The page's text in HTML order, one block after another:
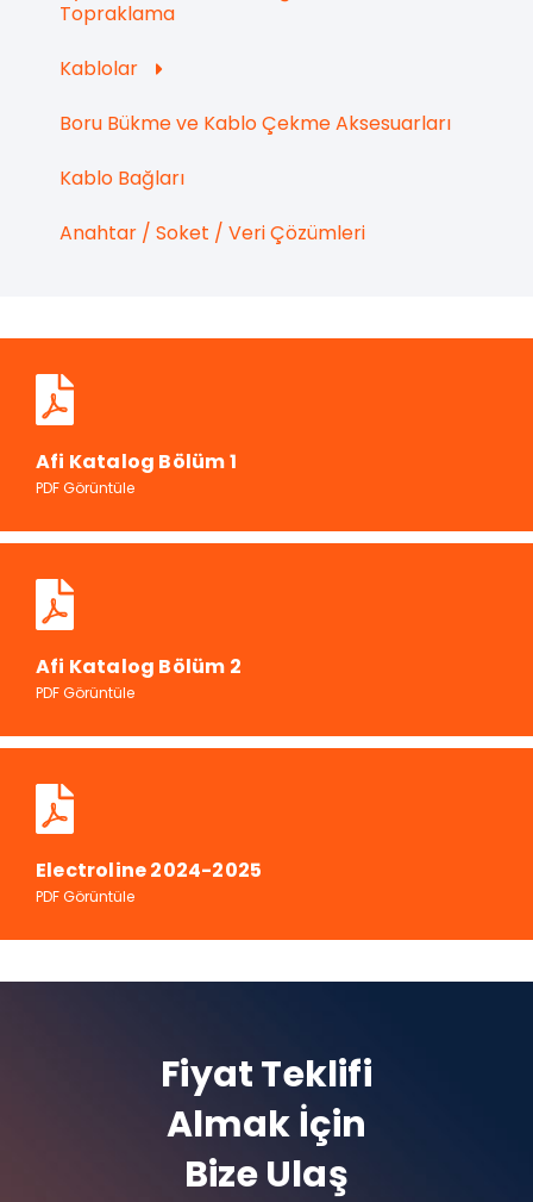
Topraklama
Kablolar
Boru Bükme ve Kablo Çekme Aksesuarları
Kablo Bağları
Anahtar / Soket / Veri Çözümleri
Afi Katalog Bölüm 1
PDF Görüntüle
Afi Katalog Bölüm 2
PDF Görüntüle
Electroline 2024-2025
PDF Görüntüle
Fiyat Teklifi
Almak İçin
Bize Ulaş